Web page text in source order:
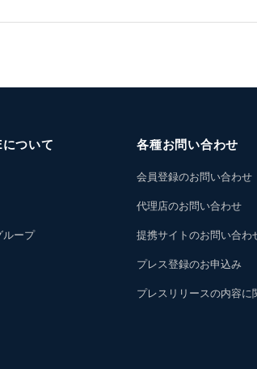
ついて
ループ
各種お問い合わせ
会員登録のお問い合わせ
代理店のお問い合わせ
提携サイトのお問い合わ
プレス登録のお申込み
プレスリリースの内容に